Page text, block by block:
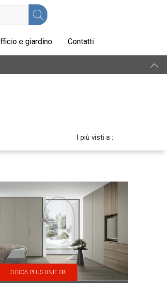
e giardino Contatti
I più visti a :
LOGICA PLUS UNIT 08